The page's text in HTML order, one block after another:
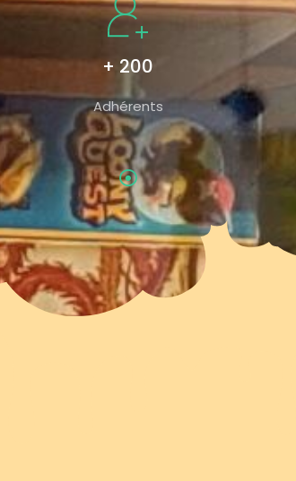
+ 200
Adhérents